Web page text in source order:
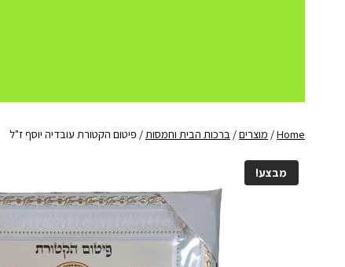
Home
/ מוצרים/ ברכות הבית וחמסות / פיטום הקטורת עובדיה יוסף ז"ל
מבצע!